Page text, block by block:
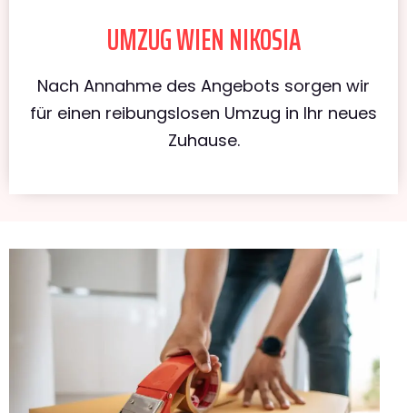
UMZUG WIEN NIKOSIA
Nach Annahme des Angebots sorgen wir
für einen reibungslosen Umzug in Ihr neues
Zuhause.